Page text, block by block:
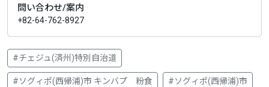
問い合わせ/案内
+82-64-762-8927
#チェジュ(済州)特別自治道
#ソグィポ(西帰浦)市 キンバプ 粉食 #ソグィポ(西帰浦)市